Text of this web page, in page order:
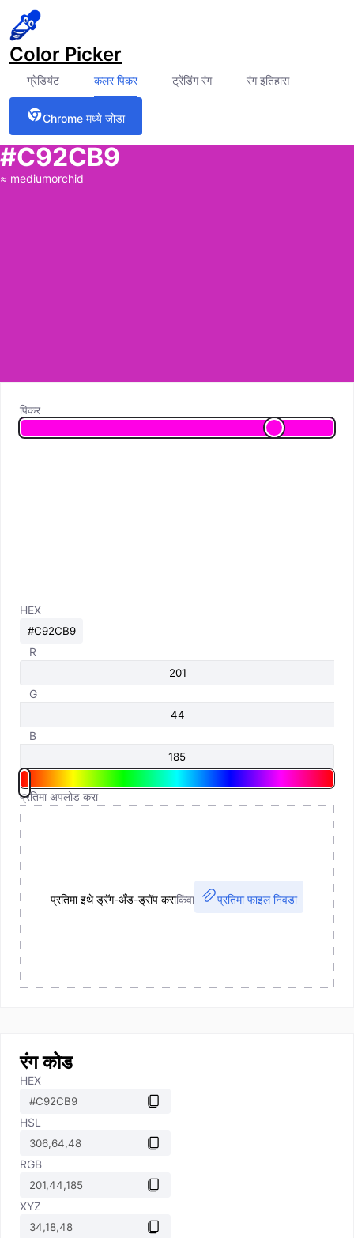
Color Picker
ग्रेडियंट कलर पिकर ट्रेंडिंग रंग रंग इतिहास
Chrome मध्ये जोडा
#C92CB9
≈ mediumorchid
पिकर
HEX
R
G
B
प्रतिमा अपलोड करा
प्रतिमा इथे ड्रॅग-अँड-ड्रॉप कराकिंवा प्रतिमा फाइल निवडा
रंग कोड
HEX
HSL
RGB
XYZ